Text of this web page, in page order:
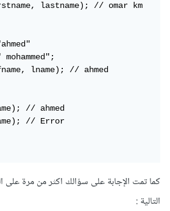
كما تمت الإجابة على سؤالك اكثر من مرة على
التالية :